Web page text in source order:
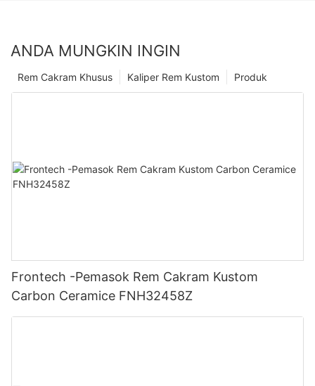
ANDA MUNGKIN INGIN
Produk
Kaliper Rem Kustom
Rem Cakram Khusus
Frontech -Pemasok Rem Cakram Kustom
Carbon Ceramice FNH32458Z